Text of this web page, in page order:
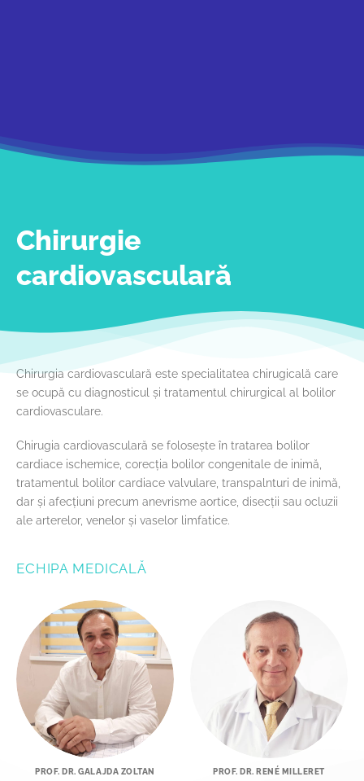
Chirurgie
cardiovasculară
Chirurgia cardiovasculară este specialitatea chirugicală care
se ocupă cu diagnosticul și tratamentul chirurgical al bolilor
cardiovasculare.
Chirugia cardiovasculară se folosește în tratarea bolilor
cardiace ischemice, corecția bolilor congenitale de inimă,
tratamentul bolilor cardiace valvulare, transpalnturi de inimă,
dar și afecțiuni precum anevrisme aortice, disecții sau ocluzii
ale arterelor, venelor și vaselor limfatice.
ECHIPA MEDICALĂ
PROF. DR. GALAJDA ZOLTAN PROF. DR. RENÉ MILLERET